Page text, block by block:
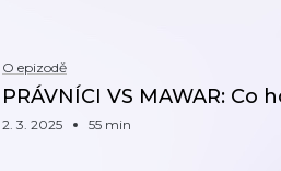
O epizodě
PRÁVNÍCI VS MAWAR: Co
2. 3. 2025 55 min